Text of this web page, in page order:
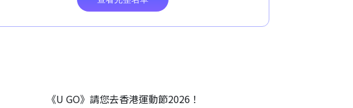
《U GO》請您去香港運動節2026！